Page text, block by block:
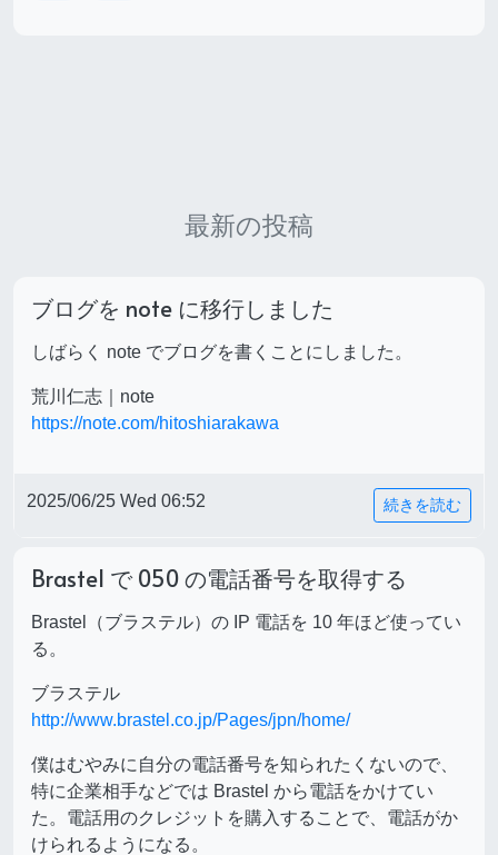
最新の投稿
ブログを note に移行しました
しばらく note でブログを書くことにしました。
荒川仁志｜note
https://note.com/hitoshiarakawa
2025/06/25 Wed 06:52 続きを読む
Brastel で 050 の電話番号を取得する
Brastel（ブラステル）の IP 電話を 10 年ほど使ってい
る。
ブラステル
http://www.brastel.co.jp/Pages/jpn/home/
僕はむやみに自分の電話番号を知られたくないので、
特に企業相手などでは Brastel から電話をかけてい
た。電話用のクレジットを購入することで、電話がか
けられるようになる。